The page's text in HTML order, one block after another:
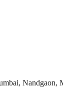
Nandgaon,